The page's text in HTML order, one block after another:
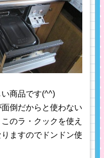
商品です(^^)
倒だからと使わない
のラ・クックを使え
ますのでドンドン使